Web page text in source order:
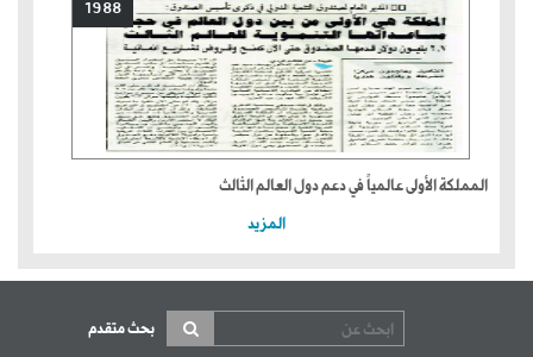
1988
المملكة الأولى عالمياً في دعم دول العالم الثالث
المزيد
بحث متقدم